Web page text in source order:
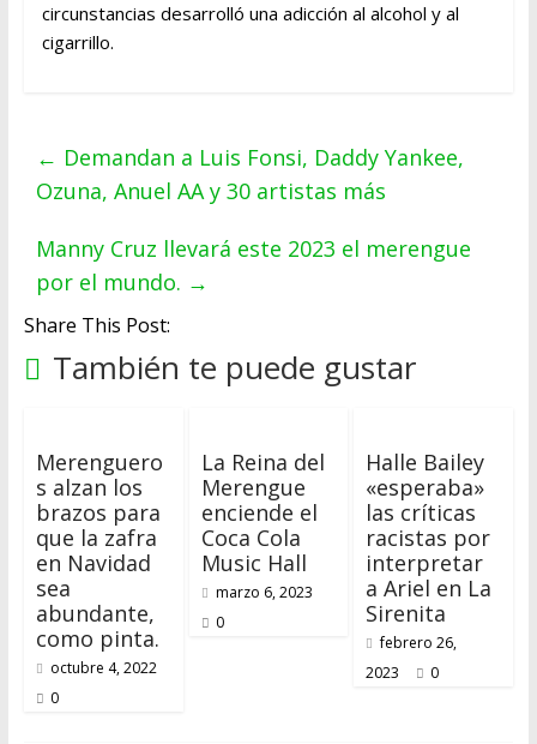
circunstancias desarrolló una adicción al alcohol y al
cigarrillo.
← Demandan a Luis Fonsi, Daddy Yankee,
Ozuna, Anuel AA y 30 artistas más
Manny Cruz llevará este 2023 el merengue
por el mundo. →
Share This Post:
También te puede gustar
Merenguero
s alzan los
brazos para
que la zafra
en Navidad
sea
abundante,
como pinta.
octubre 4, 2022
0
La Reina del
Merengue
enciende el
Coca Cola
Music Hall
marzo 6, 2023
0
Halle Bailey
«esperaba»
las críticas
racistas por
interpretar
a Ariel en La
Sirenita
febrero 26,
2023
0